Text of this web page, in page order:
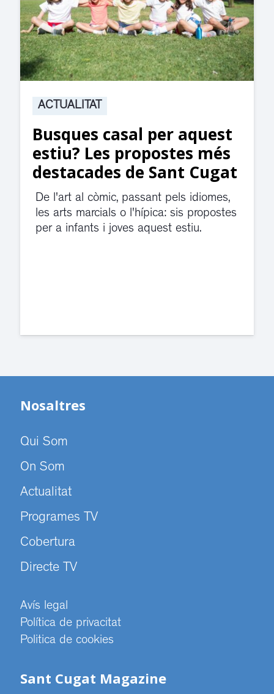
ACTUALITAT
Suspesa l’activitat als
jutjats de Rubí fins
divendres per una fuita
d’aigua
El servei de guàrdia i el jutjat de
violència de gènere s'han traslladat a
Nosaltres
Qui Som
On Som
Actualitat
Programes TV
Cobertura
Directe TV
Avís legal
Política de privacitat
Politica de cookies
Sant Cugat Magazine